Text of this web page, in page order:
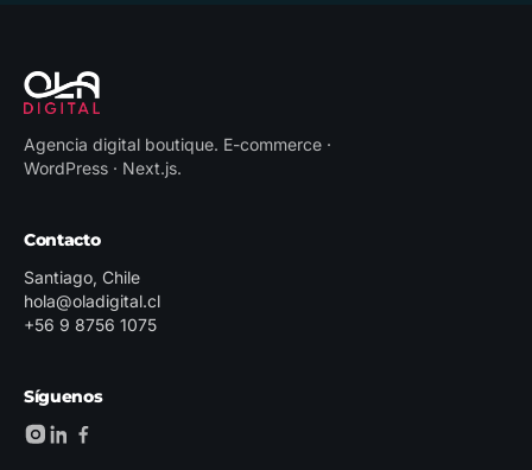
Agencia digital boutique. E-commerce ·
WordPress · Next.js.
Contacto
Santiago, Chile
hola@oladigital.cl
+56 9 8756 1075
Síguenos